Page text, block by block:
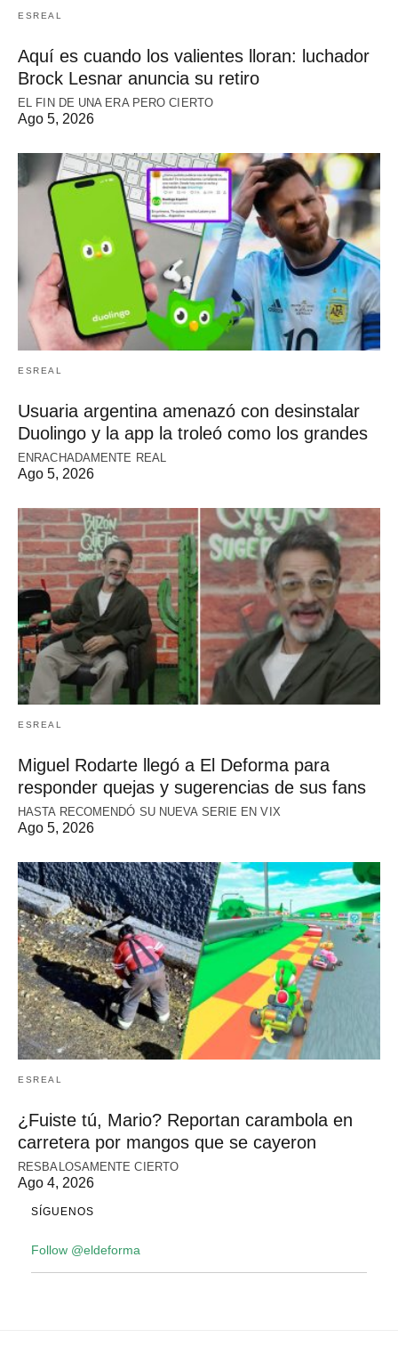
ESREAL
Aquí es cuando los valientes lloran: luchador
Brock Lesnar anuncia su retiro
EL FIN DE UNA ERA PERO CIERTO
Ago 5, 2026
ESREAL
Usuaria argentina amenazó con desinstalar
Duolingo y la app la troleó como los grandes
ENRACHADAMENTE REAL
Ago 5, 2026
ESREAL
Miguel Rodarte llegó a El Deforma para
responder quejas y sugerencias de sus fans
HASTA RECOMENDÓ SU NUEVA SERIE EN VIX
Ago 5, 2026
ESREAL
¿Fuiste tú, Mario? Reportan carambola en
carretera por mangos que se cayeron
RESBALOSAMENTE CIERTO
Ago 4, 2026
SÍGUENOS
Follow @eldeforma